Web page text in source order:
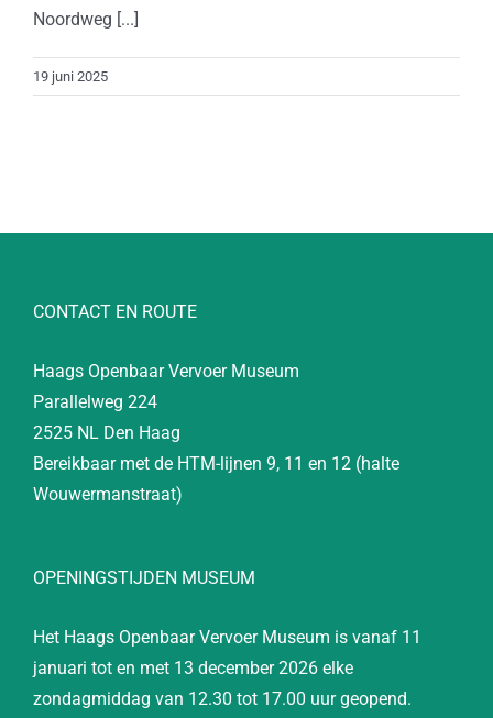
Noordweg [...]
19 juni 2025
CONTACT EN ROUTE
Haags Openbaar Vervoer Museum
Parallelweg 224
2525 NL Den Haag
Bereikbaar met de HTM-lijnen 9, 11 en 12 (halte
Wouwermanstraat)
OPENINGSTIJDEN MUSEUM
Het Haags Openbaar Vervoer Museum is vanaf 11
januari tot en met 13 december 2026 elke
zondagmiddag van 12.30 tot 17.00 uur geopend.